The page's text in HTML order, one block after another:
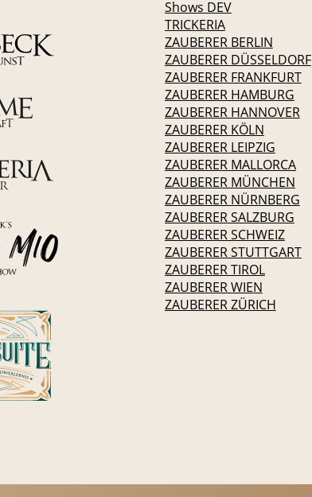
Shows DEV
TRICKERIA
ZAUBERER BERLIN
ZAUBERER DÜSSELDORF
ZAUBERER FRANKFURT
ZAUBERER HAMBURG
ZAUBERER HANNOVER
ZAUBERER KÖLN
ZAUBERER LEIPZIG
ZAUBERER MALLORCA
ZAUBERER MÜNCHEN
ZAUBERER NÜRNBERG
ZAUBERER SALZBURG
ZAUBERER SCHWEIZ
ZAUBERER STUTTGART
ZAUBERER TIROL
ZAUBERER WIEN
ZAUBERER ZÜRICH